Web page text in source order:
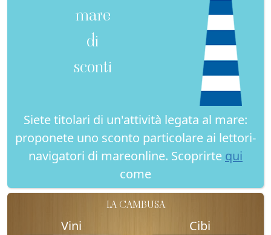
mare
di
sconti
Siete titolari di un'attività legata al mare:
proponete uno sconto particolare ai lettori-
navigatori di mareonline. Scoprirte qui
come
LA CAMBUSA
Vini Cibi